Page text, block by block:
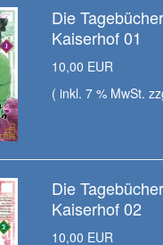
Die
Kaiserhof 01
10,00 EUR
( inkl. 7 % MwSt.
Die
Kaiserhof 02
10,00 EUR